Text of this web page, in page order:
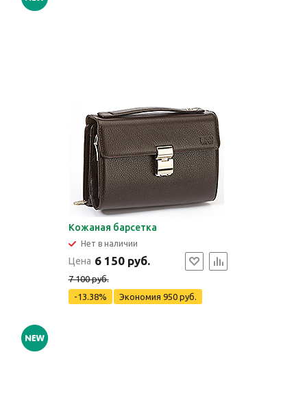
Кожаная барсетка
Нет в наличии
Цена 6 150 руб.
7 100 руб.
-13.38%
Экономия 950 руб.